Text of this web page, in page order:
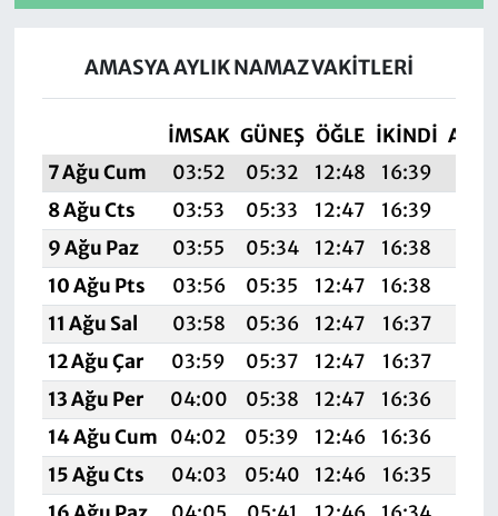
AMASYA AYLIK NAMAZ VAKITLERI
İMSAK GÜNEŞ ÖĞLE İKINDI
7 Ağu Cum
03:52 05:32 12:48 16:39
8 Ağu Cts
03:53 05:33 12:47 16:39
9 Ağu Paz
03:55 05:34 12:47 16:38
10 Ağu Pts
03:56 05:35 12:47 16:38
11 Ağu Sal
03:58 05:36 12:47 16:37
12 Ağu Çar
03:59 05:37 12:47 16:37
13 Ağu Per
04:00 05:38 12:47 16:36
14 Ağu Cum 04:02 05:39 12:46 16:36
15 Ağu Cts
04:03 05:40 12:46 16:35